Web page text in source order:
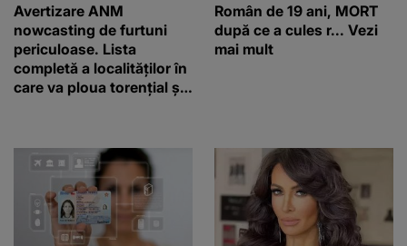
Avertizare ANM
nowcasting de furtuni
periculoase. Lista
completă a localităților în
care va ploua torențial și
Român de 19 ani, MORT
după ce a cules r... Vezi
mai mult